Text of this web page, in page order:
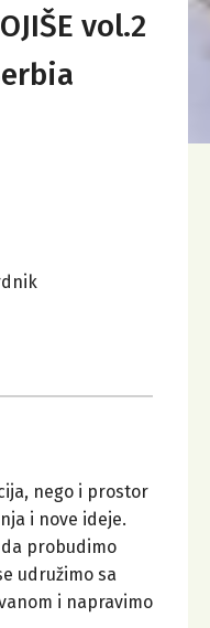
vol.2
nego i prostor
i nove ideje.
probudimo
udružimo sa
i napravimo